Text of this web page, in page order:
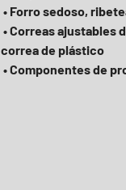
• Forro sedoso,
correa de plástico
• Componentes de